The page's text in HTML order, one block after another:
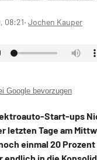
08:21‧ Jochen Kauper
Google bevorzugen
Start-ups
letzten Tage am
einmal 20